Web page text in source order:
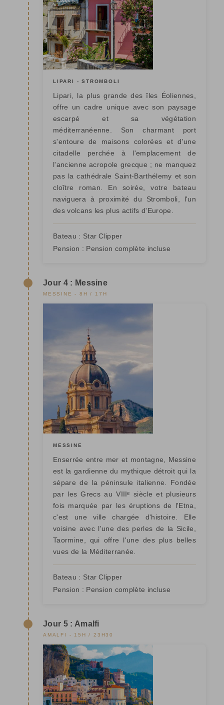
LIPARI - STROMBOLI
Lipari, la plus grande des îles Éoliennes,
offre un cadre unique avec son paysage
escarpé et sa végétation
méditerranéenne. Son charmant port
s'entoure de maisons colorées et d'une
citadelle perchée à l'emplacement de
l'ancienne acropole grecque ; ne manquez
pas la cathédrale Saint-Barthélemy et son
cloître roman. En soirée, votre bateau
naviguera à proximité du Stromboli, l'un
des volcans les plus actifs d'Europe.
Bateau : Star Clipper
Pension : Pension complète incluse
Jour 4 : Messine
MESSINE - 8H / 17H
MESSINE
Enserrée entre mer et montagne, Messine
est la gardienne du mythique détroit qui la
sépare de la péninsule italienne. Fondée
par les Grecs au VIIIᵉ siècle et plusieurs
fois marquée par les éruptions de l'Etna,
c'est une ville chargée d'histoire. Elle
voisine avec l'une des perles de la Sicile,
Taormine, qui offre l'une des plus belles
vues de la Méditerranée.
Bateau : Star Clipper
Pension : Pension complète incluse
Jour 5 : Amalfi
AMALFI - 15H / 23H30